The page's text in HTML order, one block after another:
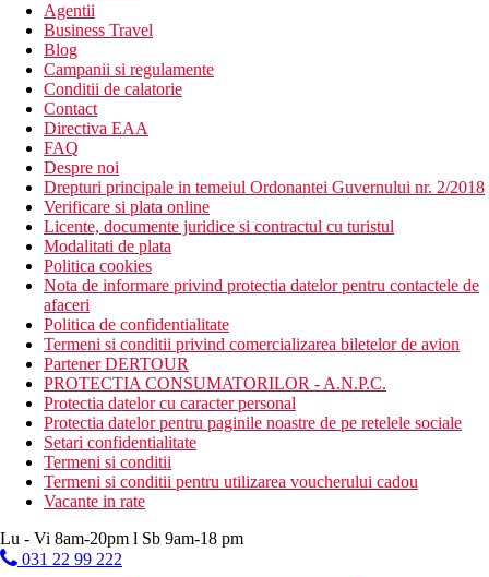
Agentii
Business Travel
Blog
Campanii si regulamente
Conditii de calatorie
Contact
Directiva EAA
FAQ
Despre noi
Drepturi principale in temeiul Ordonantei Guvernului nr. 2/2018
Verificare si plata online
Licente, documente juridice si contractul cu turistul
Modalitati de plata
Politica cookies
Nota de informare privind protectia datelor pentru contactele de
afaceri
Politica de confidentialitate
Termeni si conditii privind comercializarea biletelor de avion
Partener DERTOUR
PROTECTIA CONSUMATORILOR - A.N.P.C.
Protectia datelor cu caracter personal
Protectia datelor pentru paginile noastre de pe retelele sociale
Setari confidentialitate
Termeni si conditii
Termeni si conditii pentru utilizarea voucherului cadou
Vacante in rate
Lu - Vi 8am-20pm l Sb 9am-18 pm
031 22 99 222